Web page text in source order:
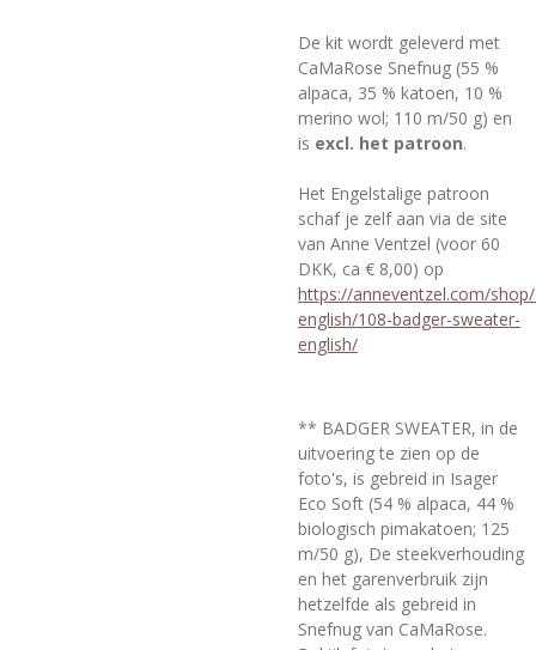
De kit wordt geleverd met
CaMaRose Snefnug (55 %
alpaca, 35 % katoen, 10 %
merino wol; 110 m/50 g) en
is excl. het patroon.
Het Engelstalige patroon
schaf je zelf aan via de site
van Anne Ventzel (voor 60
DKK, ca € 8,00) op
https://anneventzel.com/
english/108-badger-sweater-
english/
** BADGER SWEATER, in de
uitvoering te zien op de
foto's, is gebreid in Isager
Eco Soft (54 % alpaca, 44 %
biologisch pimakatoen; 125
m/50 g), De steekverhouding
en het garenverbruik zijn
hetzelfde als gebreid in
Snefnug van CaMaRose.